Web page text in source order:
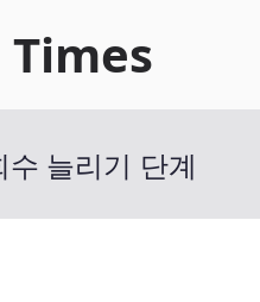
Times
수 늘리기 단계